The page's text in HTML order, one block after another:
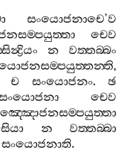
සංයොජනාචෙ’ව
චෙව
න
වත‍්තබ‍්බං
,
ච සංයොජනං.ඡ
චෙව
සියා න
වත‍්තබ‍්බා
සංයොජනාති.